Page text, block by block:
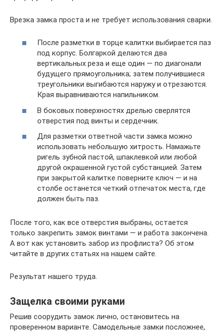
Врезка замка проста и не требует использования сварки.
После разметки в торце калитки выбирается паз
под корпус. Болгаркой делаются два
вертикальных реза и еще один — по диагонали
будущего прямоугольника; затем получившиеся
треугольники выгибаются наружу и отрезаются.
Края выравниваются напильником.
В боковых поверхностях дрелью сверлятся
отверстия под винты и сердечник.
Для разметки ответной части замка можно
использовать небольшую хитрость. Намажьте
ригель зубной пастой, шпаклевкой или любой
другой окрашенной густой субстанцией. Затем
при закрытой калитке поверните ключ — и на
столбе останется четкий отпечаток места, где
должен быть паз.
После того, как все отверстия выбраны, остается
только закрепить замок винтами — и работа закончена.
А вот как установить забор из профлиста? Об этом
читайте в других статьях на нашем сайте.
Результат нашего труда.
Защелка своими руками
Решив соорудить замок лично, остановитесь на
проверенном варианте. Самодельные замки посложнее,